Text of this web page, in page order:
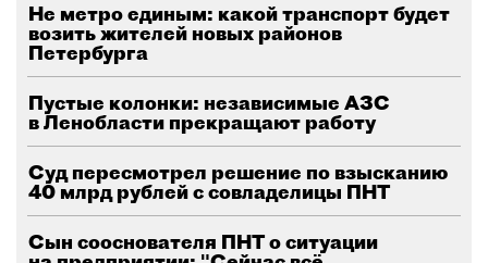
Не метро единым: какой транспорт будет
возить жителей новых районов
Петербурга
Пустые колонки: независимые АЗС
в Ленобласти прекращают работу
Суд пересмотрел решение по взысканию
40 млрд рублей с совладелицы ПНТ
Сын сооснователя ПНТ о ситуации